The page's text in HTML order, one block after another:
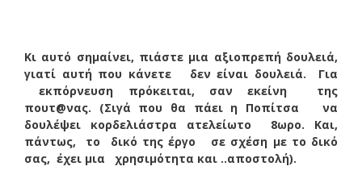
Κι αυτό σημαίνει, πιάστε μια αξιοπρεπή δουλειά,
γιατί αυτή που κάνετε δεν είναι δουλειά. Για
εκπόρνευση πρόκειται, σαν εκείνη της
πουτ@νας. (Σιγά που θα πάει η Ποπίτσα να
δουλέψει κορδελιάστρα ατελείωτο 8ωρο. Και,
πάντως, το δικό της έργο σε σχέση με το δικό
σας, έχει μια χρησιμότητα και ..αποστολή).